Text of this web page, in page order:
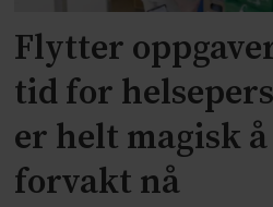
Flytter
tid for
er helt magisk
forvakt nå